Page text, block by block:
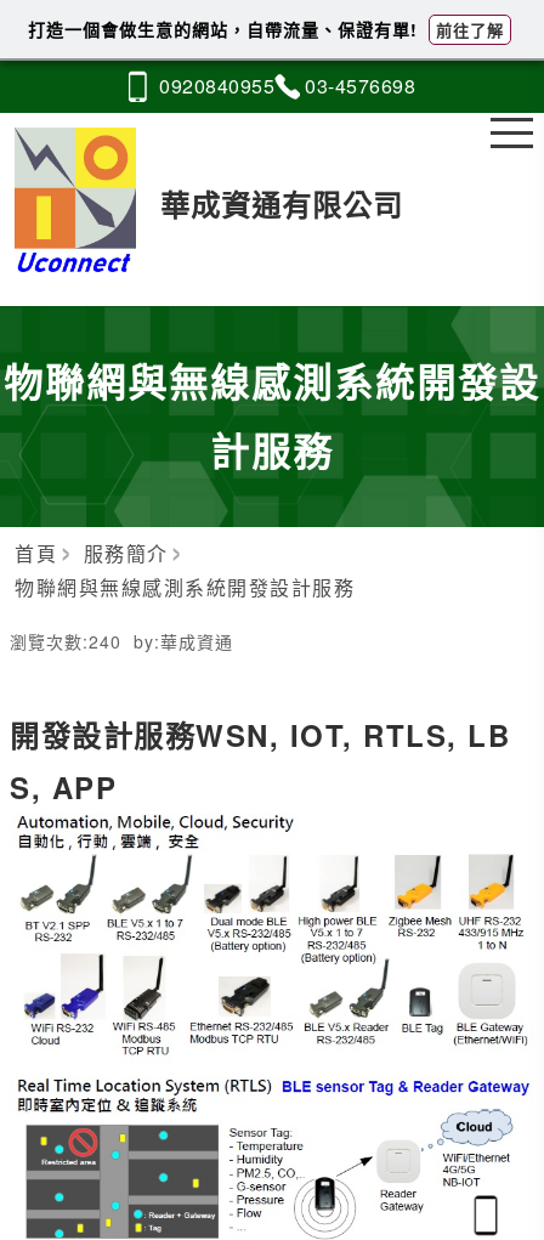
0920840955 03-4576698
華成資通有限公司
物聯網與無線感測系統開發設
計服務
首頁
服務簡介
物聯網與無線感測系統開發設計服務
瀏覽次數:240 by:華成資通
開發設計服務WSN, IOT, RTLS, LB
S, APP
打造一個會做生意的網站，自帶流量、保證有單! 前往了解